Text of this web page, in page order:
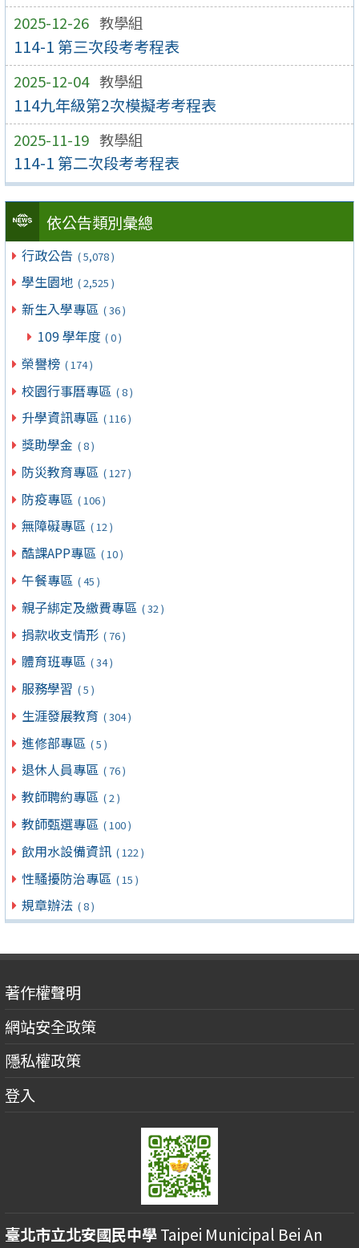
2025-12-26 教學組
114-1 第三次段考考程表
2025-12-04 教學組
114九年級第2次模擬考考程表
2025-11-19 教學組
114-1 第二次段考考程表
依公告類別彙總
行政公告 ( 5,078 )
學生園地 ( 2,525 )
新生入學專區 ( 36 )
109 學年度 ( 0 )
榮譽榜 ( 174 )
校園行事曆專區 ( 8 )
升學資訊專區 ( 116 )
獎助學金 ( 8 )
防災教育專區 ( 127 )
防疫專區 ( 106 )
無障礙專區 ( 12 )
酷課APP專區 ( 10 )
午餐專區 ( 45 )
親子綁定及繳費專區 ( 32 )
捐款收支情形 ( 76 )
體育班專區 ( 34 )
服務學習 ( 5 )
生涯發展教育 ( 304 )
進修部專區 ( 5 )
退休人員專區 ( 76 )
教師聘約專區 ( 2 )
教師甄選專區 ( 100 )
飲用水設備資訊 ( 122 )
性騷擾防治專區 ( 15 )
規章辦法 ( 8 )
著作權聲明
網站安全政策
隱私權政策
登入
臺北市立北安國民中學Taipei Municipal Bei An